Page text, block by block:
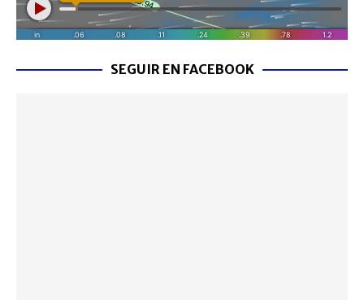
SEGUIR EN FACEBOOK